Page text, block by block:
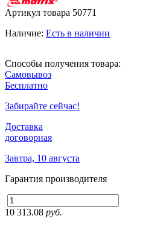
Артикул товара 50771
Наличие: Есть в наличии
Способы получения товара:
Самовывоз
Бесплатно
Забирайте сейчас!
Доставка
договорная
Завтра, 10 августа
Гарантия производителя
10 313.08 руб.